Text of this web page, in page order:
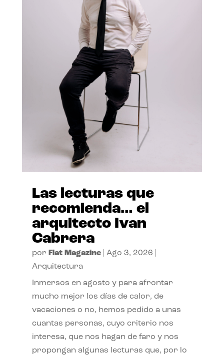
Las lecturas que
recomienda… el
arquitecto Ivan
Cabrera
por Flat Magazine| Ago 3, 2026
Arquitectura
Inmersos en agosto y para afrontar
mucho mejor los días de calor, de
vacaciones o no, hemos pedido a unas
cuantas personas, cuyo criterio nos
interesa, que nos hagan de faro y nos
propongan algunas lecturas que, por lo